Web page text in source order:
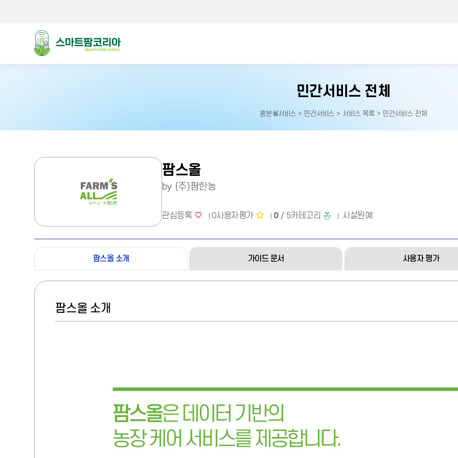
스마트팜코리아
민간서비스 전체
홈으로
홈분석서비스 > 민간서비스 > 서비스 목록 > 민간서비스 전체
팜스올
by (주)팜한농
관심등록 0사용자평가 0 / 5카테고리 시설원예
팜스올 소개 가이드 문서 사용자 평가
팜스올 소개